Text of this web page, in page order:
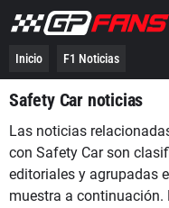
Inicio F1 Noticias
Safety Car noticias
Las noticias
con Safety Car son
editoriales y agrupadas
muestra a continuación.